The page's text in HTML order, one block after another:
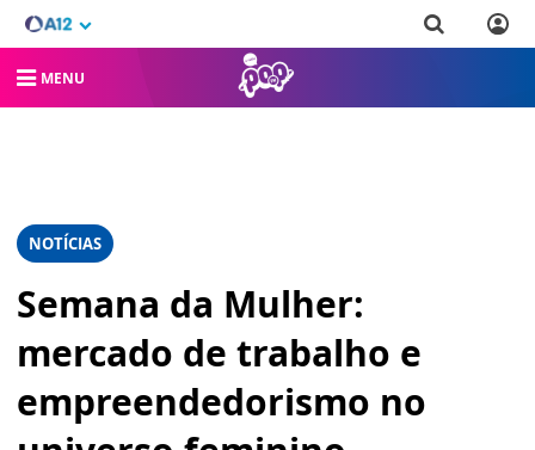
MENU
NOTÍCIAS
Semana da Mulher:
mercado de trabalho e
empreendedorismo no